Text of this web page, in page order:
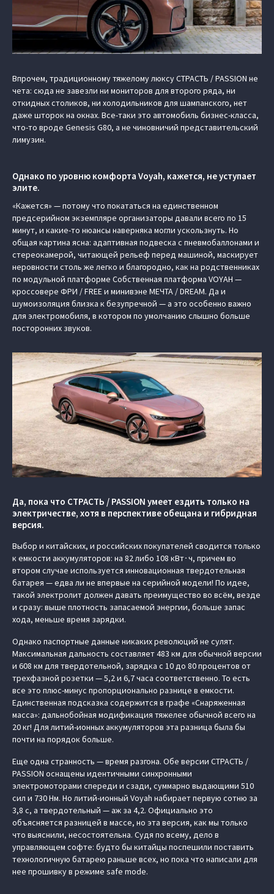
Впрочем, традиционному тяжелому люксу СТРАСТЬ / PASSION не
чета: сюда не завезли ни мониторов для второго ряда, ни
откидных столиков, ни холодильников для шампанского, нет
даже шторок на окнах. Все-таки это автомобиль бизнес-класса,
что-то вроде Genesis G80, а не чиновничий представительский
лимузин.
Однако по уровню комфорта Voyah, кажется, не уступает
элите.
«Кажется» — потому что покататься на единственном
предсерийном экземпляре организаторы давали всего по 15
минут, и какие-то нюансы наверняка могли ускользнуть. Но
общая картина ясна: адаптивная подвеска с пневмобаллонами и
стереокамерой, читающей рельеф перед машиной, маскирует
неровности столь же легко и благородно, как на родственниках
по модульной платформе Cобственная платформа VOYAH —
кроссовере ФРИ / FREE и минивэне МЕЧТА / DREAM. Да и
шумоизоляция близка к безупречной — а это особенно важно
для электромобиля, в котором по умолчанию слышно больше
посторонних звуков.
Да, пока что СТРАСТЬ / PASSION умеет ездить только на
электричестве, хотя в перспективе обещана и гибридная
версия.
Выбор и китайских, и российских покупателей сводится только
к емкости аккумуляторов: на 82 либо 108 кВт∙ч, причем во
втором случае используется инновационная твердотельная
батарея — едва ли не впервые на серийной модели! По идее,
такой электролит должен давать преимущество во всём, везде
и сразу: выше плотность запасаемой энергии, больше запас
хода, меньше время зарядки.
Однако паспортные данные никаких революций не сулят.
Максимальная дальность составляет 483 км для обычной версии
и 608 км для твердотельной, зарядка с 10 до 80 процентов от
трехфазной розетки — 5,2 и 6,7 часа соответственно. То есть
все это плюс-минус пропорционально разнице в емкости.
Единственная подсказка содержится в графе «Снаряженная
масса»: дальнобойная модификация тяжелее обычной всего на
20 кг! Для литий-ионных аккумуляторов эта разница была бы
почти на порядок больше.
Еще одна странность — время разгона. Обе версии СТРАСТЬ /
PASSION оснащены идентичными синхронными
электромоторами спереди и сзади, суммарно выдающими 510
сил и 730 Нм. Но литий-ионный Voyah набирает первую сотню за
3,8 с, а твердотельный — аж за 4,2. Официально это
объясняется разницей в массе, но эта версия, как мы только
что выяснили, несостоятельна. Судя по всему, дело в
управляющем софте: будто бы китайцы поспешили поставить
технологичную батарею раньше всех, но пока что написали для
нее прошивку в режиме safe mode.